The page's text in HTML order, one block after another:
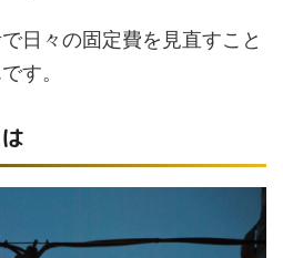
日々の固定費を見直すこと
す。